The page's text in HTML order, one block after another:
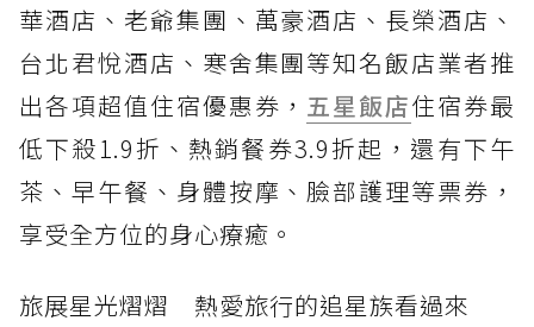
華酒店、老爺集團、萬豪酒店、長榮酒店、
台北君悅酒店、寒舍集團等知名飯店業者推
出各項超值住宿優惠券， 五星飯店住宿券最
低下殺1.9折、熱銷餐券3.9折起，還有下午
茶、早午餐、身體按摩、臉部護理等票券，
享受全方位的身心療癒。
旅展星光熠熠 熱愛旅行的追星族看過來